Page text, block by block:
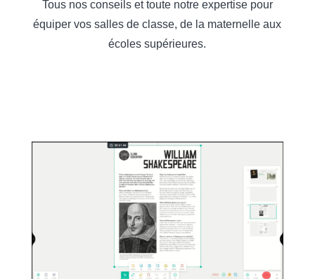
Tous nos conseils et toute notre expertise pour
équiper vos salles de classe, de la maternelle aux
écoles supérieures.